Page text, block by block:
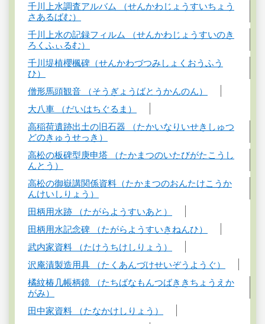
千川上水調査アルバム （せんかわじょうすいちょう
さあるばむ）
千川上水の記録フィルム （せんかわじょうすいのき
ろくふぃるむ）
千川堤植櫻楓碑（せんかわづつみしょくおうふう
ひ）
僧形馬頭観音 （そうぎょうばとうかんのん）
大八車 （だいはちぐるま）
高稲荷遺跡出土の旧石器 （たかいなりいせきしゅつ
どのきゅうせっき）
高松の板碑型庚申塔 （たかまつのいたびがたこうし
んとう）
高松の御嶽講関係資料（たかまつのおんたけこうか
んけいしりょう）
田柄用水跡 （たがらようすいあと）
田柄用水記念碑 （たがらようすいきねんひ）
武内家資料 （たけうちけしりょう）
沢庵漬製造用具 （たくあんづけせいぞうようぐ）
橘紋椿几帳柄鏡 （たちばなもんつばききちょうえか
がみ）
田中家資料 （たなかけしりょう）